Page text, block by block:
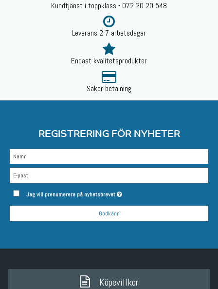
Kundtjänst i toppklass - 072 20 20 548
Leverans 2-7 arbetsdagar
Endast kvalitetsprodukter
Säker betalning
REGISTRERING FÖR NYHETER
Jag vill prenumerera på nyhetsbrevet
Godkänn
Köpevillkor